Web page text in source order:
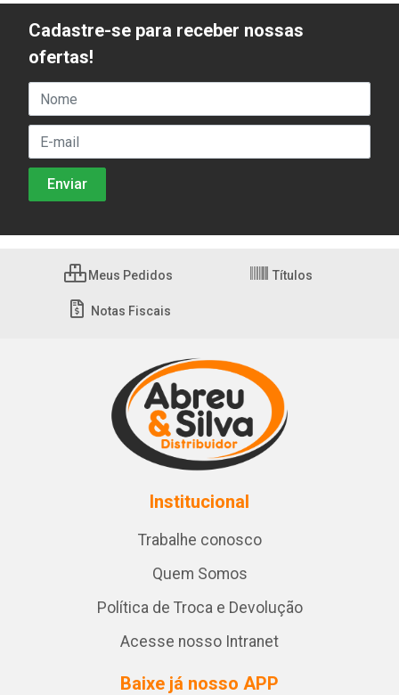
Cadastre-se para receber nossas
ofertas!
Meus Pedidos Títulos
Notas Fiscais
Institucional
Trabalhe conosco
Quem Somos
Política de Troca e Devolução
Acesse nosso Intranet
Baixe já nosso APP